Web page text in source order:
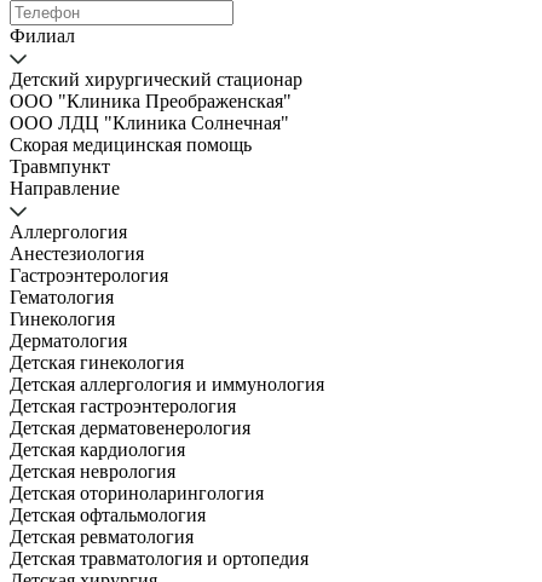
Филиал
Детский хирургический стационар
ООО "Клиника Преображенская"
ООО ЛДЦ "Клиника Солнечная"
Скорая медицинская помощь
Травмпункт
Направление
Аллергология
Анестезиология
Гастроэнтерология
Гематология
Гинекология
Дерматология
Детская гинекология
Детская аллергология и иммунология
Детская гастроэнтерология
Детская дерматовенерология
Детская кардиология
Детская неврология
Детская оториноларингология
Детская офтальмология
Детская ревматология
Детская травматология и ортопедия